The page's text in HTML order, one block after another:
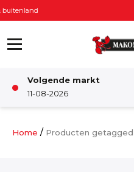
Ga naar de inhoud Voor 12:00
Volgende markt
11-08-2026
Home / Producten